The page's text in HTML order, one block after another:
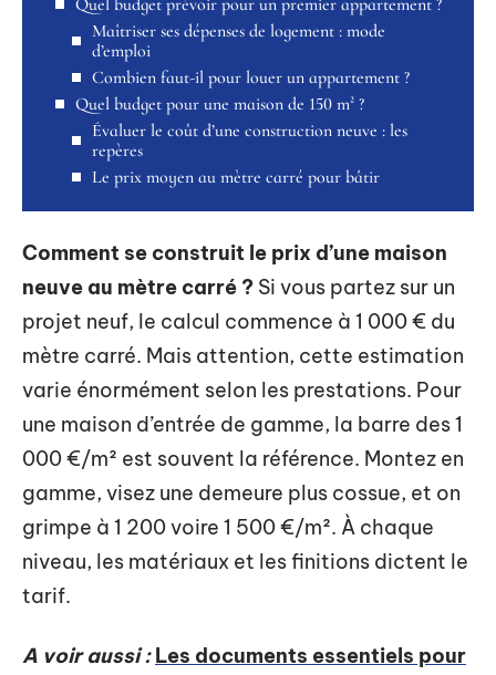
Maîtriser ses dépenses de logement : mode
d’emploi
Combien faut-il pour louer un appartement ?
Quel budget pour une maison de 150 m² ?
Évaluer le coût d’une construction neuve : les
repères
Le prix moyen au mètre carré pour bâtir
Comment se construit le prix d’une maison
neuve au mètre carré ? Si vous partez sur un
projet neuf, le calcul commence à 1 000 € du
mètre carré. Mais attention, cette estimation
varie énormément selon les prestations. Pour
une maison d’entrée de gamme, la barre des 1
000 €/m² est souvent la référence. Montez en
gamme, visez une demeure plus cossue, et on
grimpe à 1 200 voire 1 500 €/m². À chaque
niveau, les matériaux et les finitions dictent le
tarif.
A voir aussi : Les documents essentiels pour